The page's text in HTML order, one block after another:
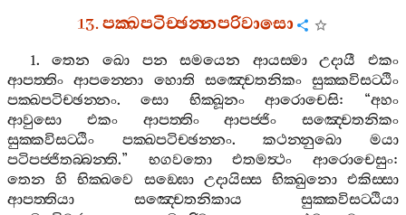
13.පක‍්ඛපටිච‍්ඡන‍්නපරිවාසො
1.තෙන ඛො පන සමයෙන ආයස‍්මා උදායී
එකං
ආපත‍්තිං ආපන‍්නො හොති සඤ‍්චෙතනිකං සුක‍්කවිසට‍්ඨිං
පක‍්ඛපටිච‍්ඡන‍්නං.සො භික‍්ඛූනං ආරොචෙසි: “අහං
ආවුසො
එකං ආපත‍්තිං ආපජ‍්ජිං
සඤ‍්චෙතනිකං
සුක‍්කවිසට‍්ඨිං
පක‍්ඛපටිච‍්ඡන‍්නං.කථන‍්නුඛො
මයා
පටිපජ‍්ජිතබ‍්බන‍්ති.” භගවතො එතමත්‍ථං ආරොචෙසුං:
තෙන
හි භික‍්ඛවෙ සඞ‍්ඝො උදායිස‍්ස භික‍්ඛුනො එකිස‍්සා
ආපත‍්තියා
සඤ‍්චෙතනිකාය
සුක‍්කවිසට‍්ඨියා